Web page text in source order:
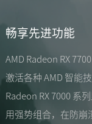
畅享先进功能
AMD Radeon RX
激活各种 AMD 智能
Radeon RX 7000 系
用强势组合，在防